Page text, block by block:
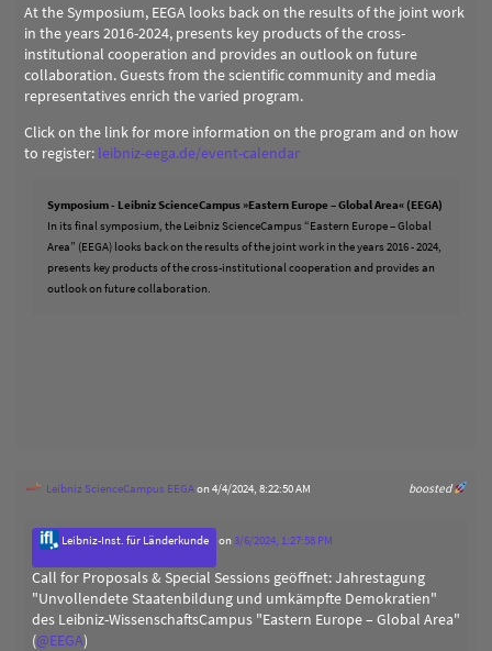
At the Symposium, EEGA looks back on the results of the joint work
in the years 2016-2024, presents key products of the cross-
institutional cooperation and provides an outlook on future
collaboration. Guests from the scientific community and media
representatives enrich the varied program.
Click on the link for more information on the program and on how
to register: leibniz-eega.de/event-calendar
Symposium - Leibniz ScienceCampus »Eastern Europe – Global Area« (EEGA)
In its final symposium, the Leibniz ScienceCampus “Eastern Europe – Global
Area” (EEGA) looks back on the results of the joint work in the years 2016 - 2024,
presents key products of the cross-institutional cooperation and provides an
outlook on future collaboration.
boosted
Leibniz ScienceCampus EEGAon 4/4/2024, 8:22:50 AM
Leibniz-Inst. für Länderkunde on3/6/2024, 1:27:58 PM
Call for Proposals & Special Sessions geöffnet: Jahrestagung
"Unvollendete Staatenbildung und umkämpfte Demokratien"
des Leibniz-WissenschaftsCampus "Eastern Europe – Global Area"
(@EEGA)